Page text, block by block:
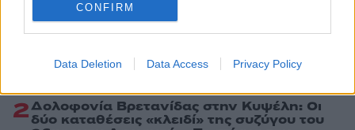
CONFIRM
Data Deletion Data Access Privacy Policy
Πιο δημοφιλή
Ο Κώστας Σαμαράς δημοσίευσε μία παιδική
φωτογραφία για την επέτειο θανάτου της
2Δολοφονία Βρετανίδας στην Κυψέλη: Οι
δύο καταθέσεις «κλειδί» της συζύγου του